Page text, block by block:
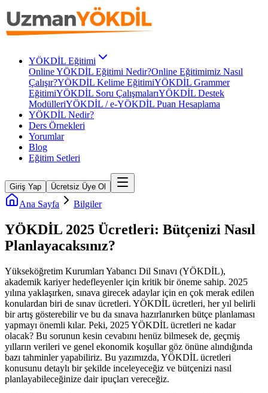
YÖKDİL Eğitimi
Online YÖKDİL Eğitimi Nedir?Online Eğitimimiz Nasıl
Çalışır?YÖKDİL Kelime EğitimiYÖKDİL Grammer
EğitimiYÖKDİL Soru ÇalışmalarıYÖKDİL Destek
ModülleriYÖKDİL / e-YÖKDİL Puan Hesaplama
YÖKDİL Nedir?
Ders Örnekleri
Yorumlar
Blog
Eğitim Setleri
Giriş Yap Ücretsiz Üye Ol
Ana Sayfa Bilgiler
YÖKDİL 2025 Ücretleri: Bütçenizi Nasıl
Planlayacaksınız?
Yükseköğretim Kurumları Yabancı Dil Sınavı (YÖKDİL),
akademik kariyer hedefleyenler için kritik bir öneme sahip. 2025
yılına yaklaşırken, sınava girecek adaylar için en çok merak edilen
konulardan biri de sınav ücretleri. YÖKDİL ücretleri, her yıl belirli
bir artış gösterebilir ve bu da sınava hazırlanırken bütçe planlaması
yapmayı önemli kılar. Peki, 2025 YÖKDİL ücretleri ne kadar
olacak? Bu sorunun kesin cevabını henüz bilmesek de, geçmiş
yılların verileri ve genel ekonomik koşullar göz önüne alındığında
bazı tahminler yapabiliriz. Bu yazımızda, YÖKDİL ücretleri
konusunu detaylı bir şekilde inceleyeceğiz ve bütçenizi nasıl
planlayabileceğinize dair ipuçları vereceğiz.